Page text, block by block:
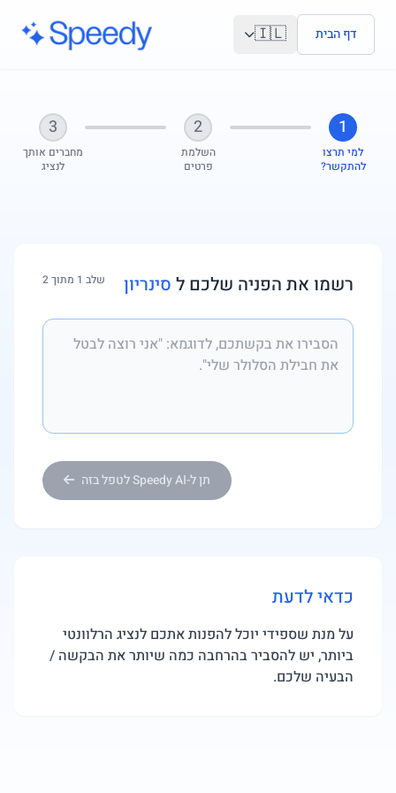
דלג לתוכן הראשי
דף הבית 🇮🇱
1
למי תרצו
להתקשר?
2
השלמת
פרטים
3
מחברים אותך
לנציג
רשמו את הפניה שלכם ל סינריון שלב 1 מתוך 2
תן ל-Speedy AI לטפל בזה
כדאי לדעת
על מנת שספידי יוכל להפנות אתכם לנציג הרלוונטי
ביותר, יש להסביר בהרחבה כמה שיותר את הבקשה /
הבעיה שלכם.